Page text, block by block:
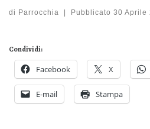
di Parrocchia Pubblicato 30 Aprile
Condividi:
Facebook X
E-mail Stampa